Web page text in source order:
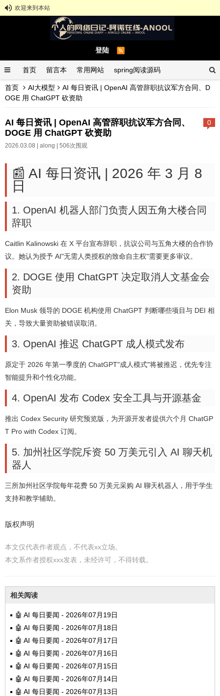
欢迎来到本站
登陆
首页 留言本 常用网站 spring阅读源码
spring示例demo GitHub中文排行榜
首页 AI大模型
AI 每日资讯 | OpenAI 高管辞职抗议军方合同、D
OGE 用 ChatGPT 砍资助
0
AI 每日资讯 | OpenAI 高管辞职抗议军方合同、
DOGE 用 ChatGPT 砍资助
2026.03.08 | along | 506次围观
📰 AI 每日资讯 | 2026 年 3 月 8
日
1. OpenAI 机器人部门负责人因五角大楼合同
辞职
Caitlin Kalinowski 在 X 平台宣布辞职，抗议公司与五角大楼的合作协
议。她认为授予 AI"无需人类授权的致命自主权"需要更多审议。
2. DOGE 使用 ChatGPT 决定取消人文基金会
资助
Elon Musk 领导的 DOGE 机构使用 ChatGPT 判断哪些项目与 DEI 相
关，导致大量资助被错误取消。
3. OpenAI 推迟 ChatGPT 成人模式发布
原定于 2026 年第一季度的 ChatGPT"成人模式"将被推迟，优先专注
智能提升和个性化功能。
4. OpenAI 发布 Codex 安全工具与开源基金
推出 Codex Security 研究预览版，为开源开发者提供六个月 ChatGP
T Pro with Codex 订阅。
5. 加州社区学院斥资 50 万美元引入 AI 聊天机
器人
三所加州社区学院每年花费 50 万美元采购 AI 聊天机器人，用于学生
支持和教学辅助。
版权声明
本文仅代表作者观点，不代表xx立场。
本文系作者授权xxx发表，未经许可，不得转载。
相关阅读
🤖 AI 每日要闻 - 2026年07月19日
🤖 AI 每日要闻 - 2026年07月18日
🤖 AI 每日要闻 - 2026年07月17日
🤖 AI 每日要闻 - 2026年07月16日
🤖 AI 每日要闻 - 2026年07月15日
🤖 AI 每日要闻 - 2026年07月14日
🤖 AI 每日要闻 - 2026年07月13日